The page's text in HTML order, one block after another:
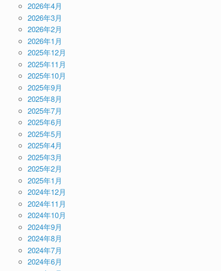
2026年4月
2026年3月
2026年2月
2026年1月
2025年12月
2025年11月
2025年10月
2025年9月
2025年8月
2025年7月
2025年6月
2025年5月
2025年4月
2025年3月
2025年2月
2025年1月
2024年12月
2024年11月
2024年10月
2024年9月
2024年8月
2024年7月
2024年6月